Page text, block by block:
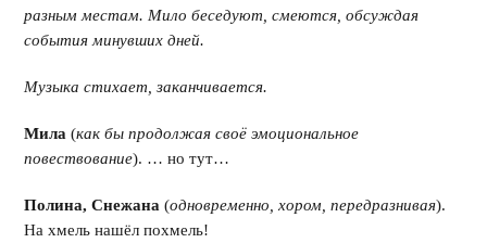
разным местам. Мило беседуют, смеются, обсуждая
события минувших дней.
Музыка стихает, заканчивается.
Мила (как бы продолжая своё эмоциональное
повествование). … но тут…
Полина, Снежана (одновременно, хором, передразнивая).
На хмель нашёл похмель!